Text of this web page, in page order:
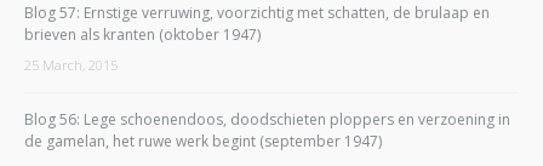
Blog 57: Ernstige verruwing, voorzichtig met schatten, de brulaap en
brieven als kranten (oktober 1947)
25 March, 2015
Blog 56: Lege schoenendoos, doodschieten ploppers en verzoening in
de gamelan, het ruwe werk begint (september 1947)